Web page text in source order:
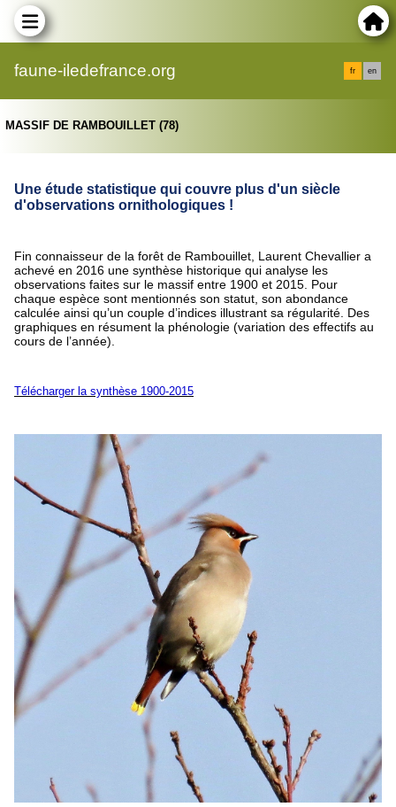
faune-iledefrance.org fr en
MASSIF DE RAMBOUILLET (78)
Une étude statistique qui couvre plus d'un siècle
d'observations ornithologiques !
Fin connaisseur de la forêt de Rambouillet, Laurent Chevallier a
achevé en 2016 une synthèse historique qui analyse les
observations faites sur le massif entre 1900 et 2015. Pour
chaque espèce sont mentionnés son statut, son abondance
calculée ainsi qu’un couple d’indices illustrant sa régularité. Des
graphiques en résument la phénologie (variation des effectifs au
cours de l’année).
Télécharger la synthèse 1900-2015